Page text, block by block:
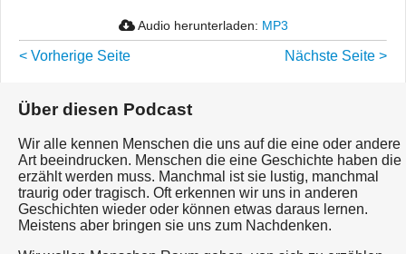
Audio herunterladen: MP3
< Vorherige Seite Nächste Seite >
Über diesen Podcast
Wir alle kennen Menschen die uns auf die eine oder andere
Art beeindrucken. Menschen die eine Geschichte haben die
erzählt werden muss. Manchmal ist sie lustig, manchmal
traurig oder tragisch. Oft erkennen wir uns in anderen
Geschichten wieder oder können etwas daraus lernen.
Meistens aber bringen sie uns zum Nachdenken.